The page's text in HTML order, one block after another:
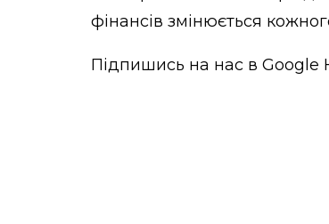
фінансів змінюється
Підпишись на нас в